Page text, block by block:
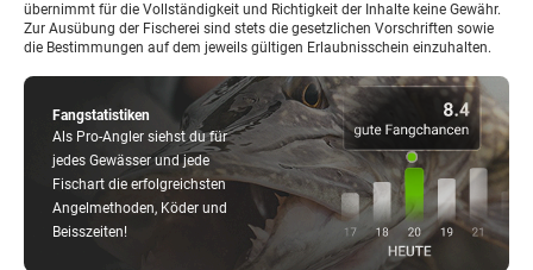
Fangstatistiken
Als Pro-Angler siehst du für
jedes Gewässer und jede
Fischart die erfolgreichsten
Angelmethoden, Köder und
Beisszeiten!
übernimmt für die Vollständigkeit und Richtigkeit der Inhalte keine Gewähr.
Zur Ausübung der Fischerei sind stets die gesetzlichen Vorschriften sowie
die Bestimmungen auf dem jeweils gültigen Erlaubnisschein einzuhalten.